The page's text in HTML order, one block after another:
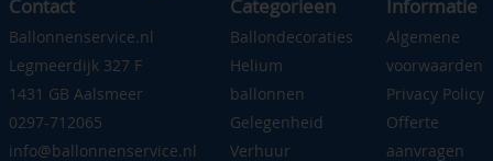
Contact
Ballonnenservice.nl
Legmeerdijk 327 F
1431 GB Aalsmeer
0297-712065
info@ballonnenservice.nl
Categorieen
Ballondecoraties
Helium
ballonnen
Gelegenheid
Verhuur
Informatie
Algemene
voorwaarden
Privacy Policy
Offerte
aanvragen